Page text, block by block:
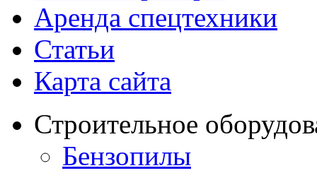
Аренда спецтехники
Статьи
Карта сайта
Строительное
Бензопилы